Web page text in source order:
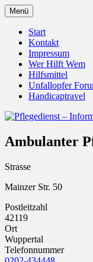
Zum
Inhalt
springen
und
Unfallopfer –
Menü
Start
Kontakt
Impressum
Wer Hilft Wem
Hilfsmittel
Unfallopfer
Handicaptravel
Ambulanter
Strasse
Mainzer Str. 50
Postleitzahl
42119
Ort
Wuppertal
Telefonnummer